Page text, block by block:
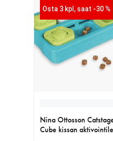
Osta 3 kpl, saat -30 %
Nina Ottosson
Cube kissan